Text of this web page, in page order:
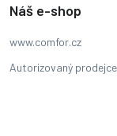
Náš e-shop
www.comfor.cz
Autorizovaný